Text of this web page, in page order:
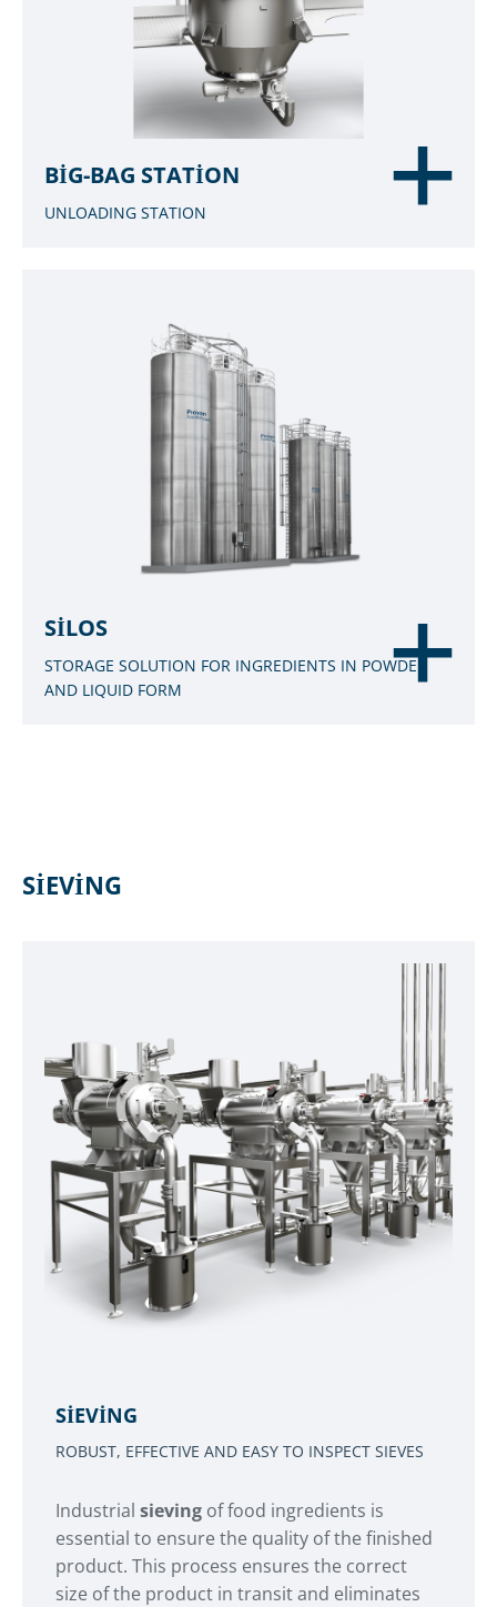
BIG-BAG STATION
UNLOADING STATION
SILOS
STORAGE SOLUTION FOR INGREDIENTS IN POWDER
AND LIQUID FORM
SIEVING
SIEVING
ROBUST, EFFECTIVE AND EASY TO INSPECT SIEVES
Industrial sieving of food ingredients is
essential to ensure the quality of the finished
product. This process ensures the correct
size of the product in transit and eliminates